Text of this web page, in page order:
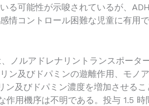
る可能性が示唆されているが、
コントロール困難な児童に有用で
ノルアドレナリントランスポータ
ン及びドパミンの遊離作用、モノ
及びドパミン濃度を増加させるこ
用機序は不明である。投与 1.5 時